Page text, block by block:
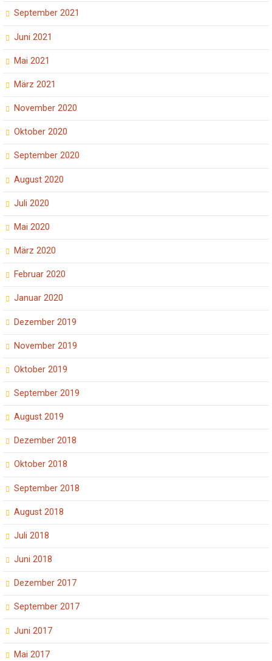
September 2021
Juni 2021
Mai 2021
März 2021
November 2020
Oktober 2020
September 2020
August 2020
Juli 2020
Mai 2020
März 2020
Februar 2020
Januar 2020
Dezember 2019
November 2019
Oktober 2019
September 2019
August 2019
Dezember 2018
Oktober 2018
September 2018
August 2018
Juli 2018
Juni 2018
Dezember 2017
September 2017
Juni 2017
Mai 2017